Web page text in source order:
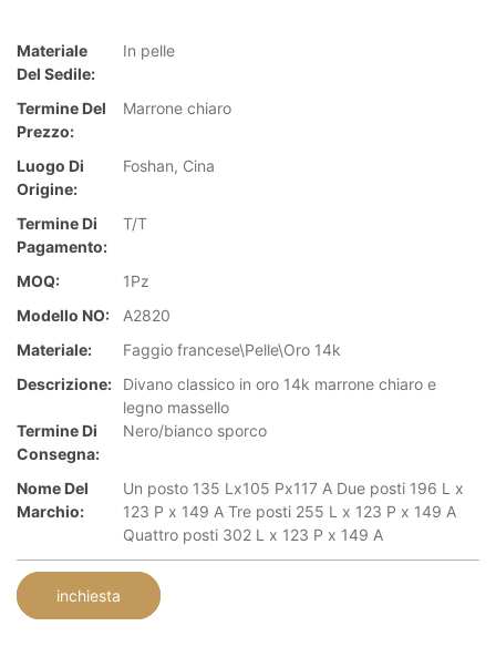
Materiale
Del Sedile:
In pelle
Termine Del
Prezzo:
Marrone chiaro
Luogo Di
Origine:
Foshan, Cina
Termine Di
Pagamento:
T/T
MOQ:
1Pz
Modello NO:
A2820
Materiale:
Faggio francese\Pelle\Oro 14k
Descrizione:
Divano classico in oro 14k marrone chiaro e
legno massello
Termine Di
Consegna:
Nero/bianco sporco
Nome Del
Marchio:
Un posto 135 Lx105 Px117 A Due posti 196 L x
123 P x 149 A Tre posti 255 L x 123 P x 149 A
Quattro posti 302 L x 123 P x 149 A
inchiesta